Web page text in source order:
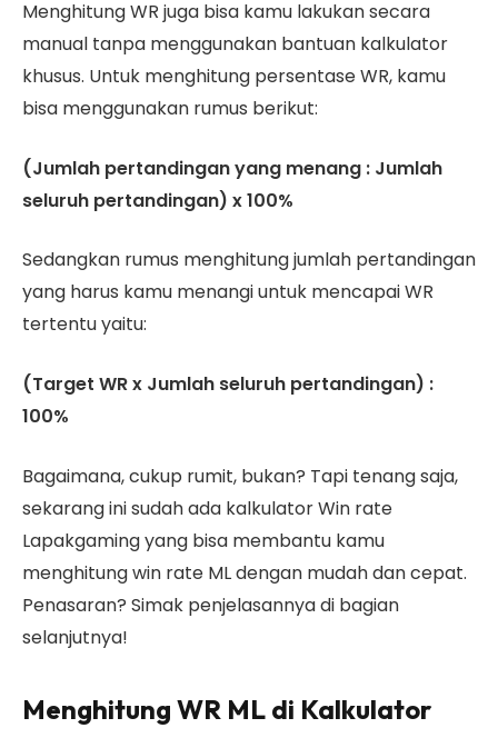
Menghitung WR juga bisa kamu lakukan secara
manual tanpa menggunakan bantuan kalkulator
khusus. Untuk menghitung persentase WR, kamu
bisa menggunakan rumus berikut:
(Jumlah pertandingan yang menang : Jumlah
seluruh pertandingan) x 100%
Sedangkan rumus menghitung jumlah pertandingan
yang harus kamu menangi untuk mencapai WR
tertentu yaitu:
(Target WR x Jumlah seluruh pertandingan) :
100%
Bagaimana, cukup rumit, bukan? Tapi tenang saja,
sekarang ini sudah ada kalkulator Win rate
Lapakgaming yang bisa membantu kamu
menghitung win rate ML dengan mudah dan cepat.
Penasaran? Simak penjelasannya di bagian
selanjutnya!
Menghitung WR ML di Kalkulator